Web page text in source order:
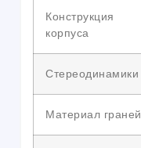
Конструкция
корпуса
Стереодинамики
Материал граней